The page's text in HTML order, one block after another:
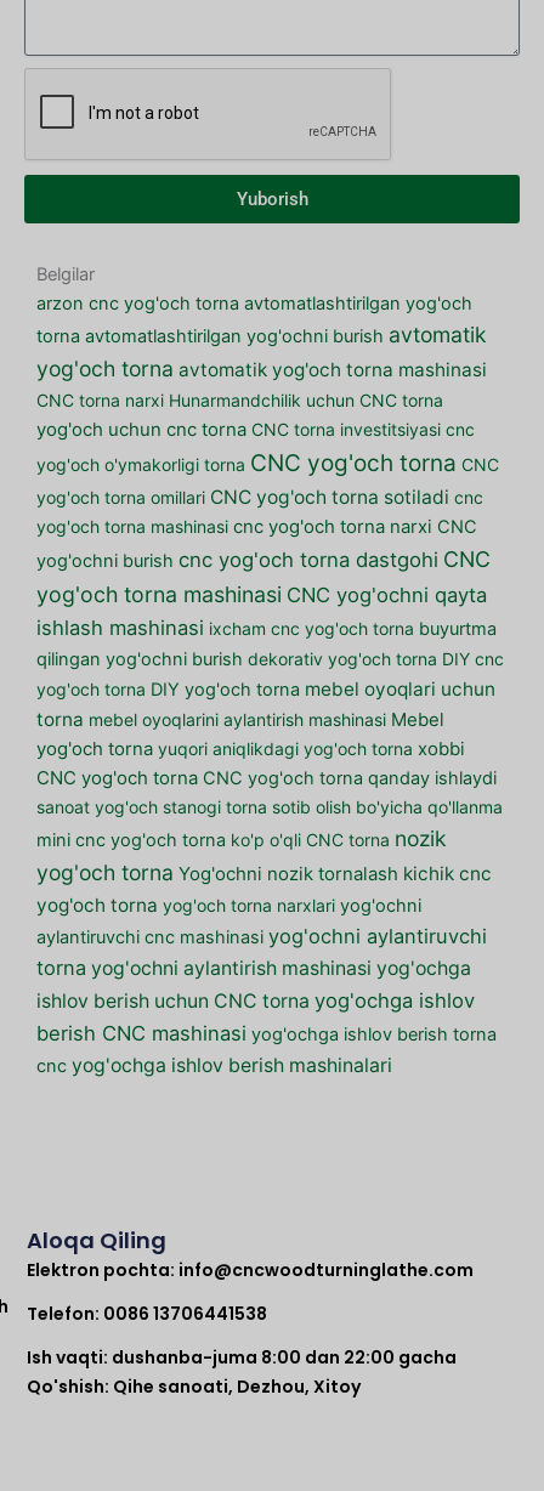
Yuborish
Belgilar
arzon cnc yog'och torna avtomatlashtirilgan yog'och
torna avtomatlashtirilgan yog'ochni burish avtomatik
yog'och torna avtomatik yog'och torna mashinasi
CNC torna narxi Hunarmandchilik uchun CNC torna
yog'och uchun cnc torna CNC torna investitsiyasi cnc
yog'och o'ymakorligi torna CNC yog'och torna CNC
yog'och torna omillari CNC yog'och torna sotiladi cnc
yog'och torna mashinasi cnc yog'och torna narxi CNC
yog'ochni burish cnc yog'och torna dastgohi CNC
yog'och torna mashinasi CNC yog'ochni qayta
ishlash mashinasi ixcham cnc yog'och torna buyurtma
qilingan yog'ochni burish dekorativ yog'och torna DIY cnc
yog'och torna DIY yog'och torna mebel oyoqlari uchun
torna mebel oyoqlarini aylantirish mashinasi Mebel
yog'och torna yuqori aniqlikdagi yog'och torna xobbi
CNC yog'och torna CNC yog'och torna qanday ishlaydi
sanoat yog'och stanogi torna sotib olish bo'yicha qo'llanma
mini cnc yog'och torna ko'p o'qli CNC torna nozik
yog'och torna Yog'ochni nozik tornalash kichik cnc
yog'och torna yog'och torna narxlari yog'ochni
aylantiruvchi cnc mashinasi yog'ochni aylantiruvchi
torna yog'ochni aylantirish mashinasi yog'ochga
ishlov berish uchun CNC torna yog'ochga ishlov
berish CNC mashinasi yog'ochga ishlov berish torna
cnc yog'ochga ishlov berish mashinalari
Aloqa Qiling
Elektron pochta: info@cncwoodturninglathe.com
Telefon: 0086 13706441538
Ish vaqti: dushanba-juma 8:00 dan 22:00 gacha
Qo'shish: Qihe sanoati, Dezhou, Xitoy